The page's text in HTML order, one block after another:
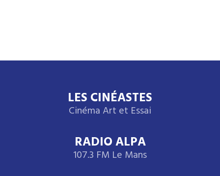
LES CINÉASTES
Cinéma Art et Essai
RADIO ALPA
107.3 FM Le Mans